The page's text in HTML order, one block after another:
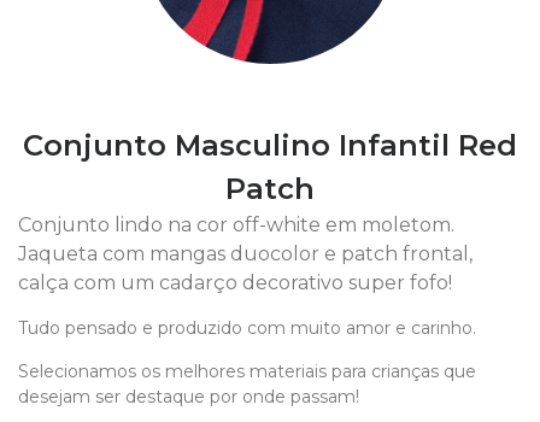
Conjunto Masculino Infantil Red
Patch
Conjunto lindo na cor off-white em moletom.
Jaqueta com mangas duocolor e patch frontal,
calça com um cadarço decorativo super fofo!
Tudo pensado e produzido com muito amor e carinho.
Selecionamos os melhores materiais para crianças que
desejam ser destaque por onde passam!